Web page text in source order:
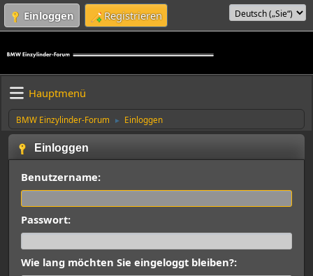
Einloggen Registrieren
Hauptmenü
BMW Einzylinder-Forum ► Einloggen
Einloggen
Benutzername:
Passwort:
Wie lang möchten Sie eingeloggt bleiben?: